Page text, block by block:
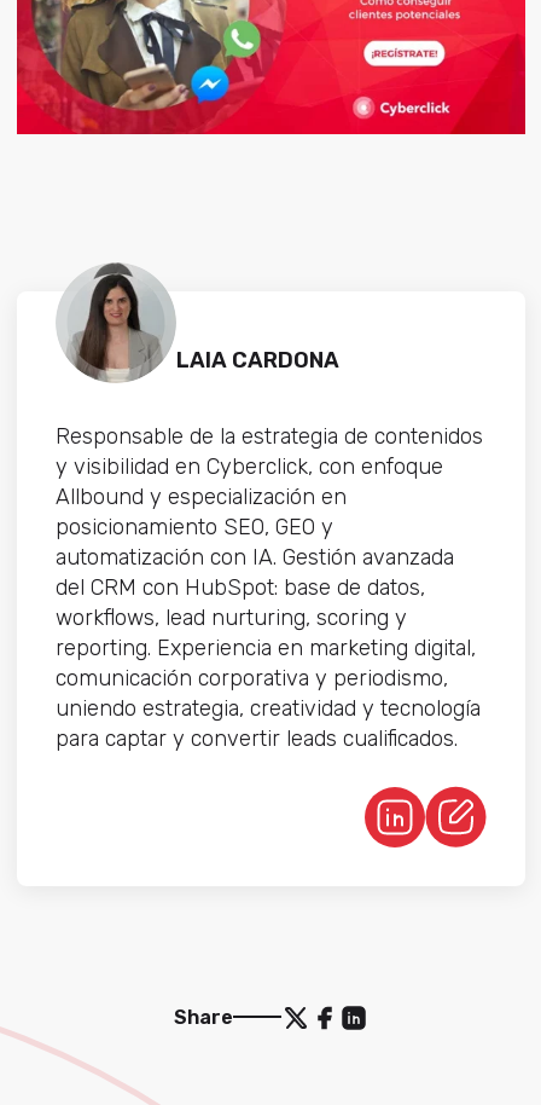
LAIA CARDONA
Responsable de la estrategia de contenidos
y visibilidad en Cyberclick, con enfoque
Allbound y especialización en
posicionamiento SEO, GEO y
automatización con IA. Gestión avanzada
del CRM con HubSpot: base de datos,
workflows, lead nurturing, scoring y
reporting. Experiencia en marketing digital,
comunicación corporativa y periodismo,
uniendo estrategia, creatividad y tecnología
para captar y convertir leads cualificados.
Share